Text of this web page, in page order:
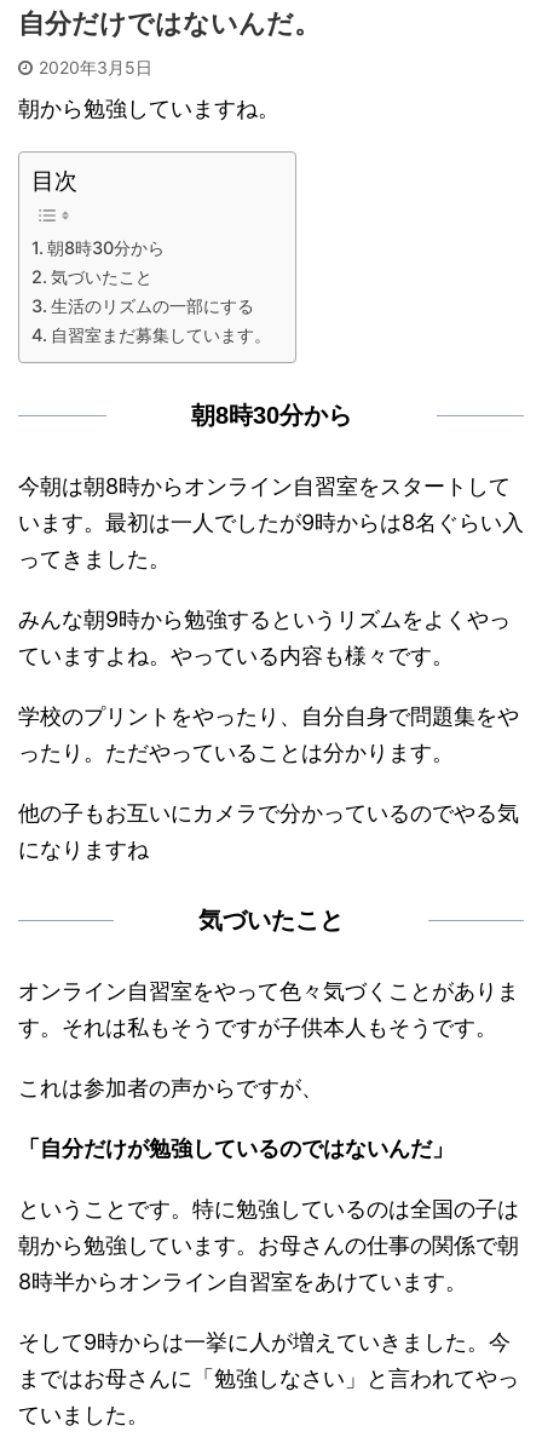
自分だけではないんだ。
2020年3月5日
朝から勉強していますね。
目次
朝8時30分から
気づいたこと
生活のリズムの一部にする
自習室まだ募集しています。
朝8時30分から
今朝は朝8時からオンライン自習室をスタートして
います。最初は一人でしたが9時からは8名ぐらい入
ってきました。
みんな朝9時から勉強するというリズムをよくやっ
ていますよね。やっている内容も様々です。
学校のプリントをやったり、自分自身で問題集をや
ったり。ただやっていることは分かります。
他の子もお互いにカメラで分かっているのでやる気
になりますね
気づいたこと
オンライン自習室をやって色々気づくことがありま
す。それは私もそうですが子供本人もそうです。
これは参加者の声からですが、
「自分だけが勉強しているのではないんだ」
ということです。特に勉強しているのは全国の子は
朝から勉強しています。お母さんの仕事の関係で朝
8時半からオンライン自習室をあけています。
そして9時からは一挙に人が増えていきました。今
まではお母さんに「勉強しなさい」と言われてやっ
ていました。